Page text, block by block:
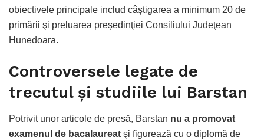
obiectivele principale includ câştigarea a minimum 20 de
primării şi preluarea preşedinţiei Consiliului Judeţean
Hunedoara.
Controversele legate de
trecutul şi studiile lui Barstan
Potrivit unor articole de presă, Barstan nu a promovat
examenul de bacalaureat şi figurează cu o diplomă de